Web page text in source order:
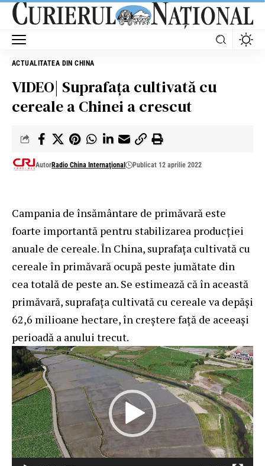
ACTUALITATEA DIN CHINA
VIDEO| Suprafaţa cultivată cu
cereale a Chinei a crescut
AutorRadio China Internaţional Publicat 12 aprilie 2022
Campania de însământare de primăvară este
foarte importantă pentru stabilizarea producţiei
anuale de cereale. În China, suprafaţa cultivată cu
cereale în primăvară ocupă peste jumătate din
cea totală de peste an. Se estimează că în această
primăvară, suprafaţa cultivată cu cereale va depăşi
62,6 milioane hectare, în creştere faţă de aceeaşi
perioadă a anului trecut.
Player
video